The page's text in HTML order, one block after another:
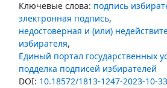
Ключевые слова: подпись
электронная подпись,
недостоверная и (или)
избирателя,
Единый портал государственных
подделка подписей избирателей
DOI: 10.18572/1813-1247-2023-10-